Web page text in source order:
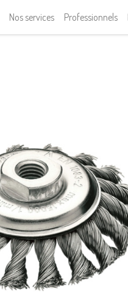
Nos services Professionnels